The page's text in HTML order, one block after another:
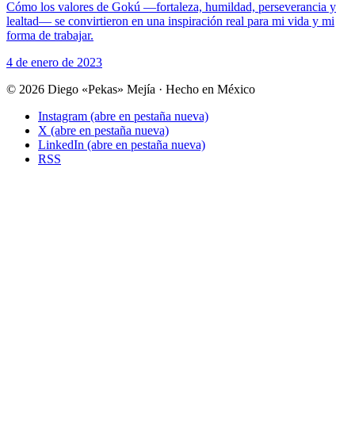
© 2026 Diego «Pekas» Mejía · Hecho en México
Instagram (abre en pestaña nueva)
X (abre en pestaña nueva)
LinkedIn (abre en pestaña nueva)
RSS